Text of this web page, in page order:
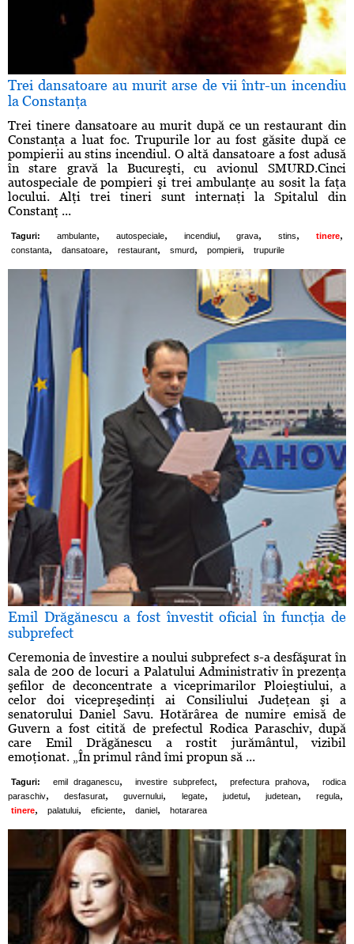
Trei dansatoare au murit arse de vii într-un incendiu
la Constanţa
Trei tinere dansatoare au murit după ce un restaurant din
Constanţa a luat foc. Trupurile lor au fost găsite după ce
pompierii au stins incendiul. O altă dansatoare a fost adusă
în stare gravă la Bucureşti, cu avionul SMURD.Cinci
autospeciale de pompieri şi trei ambulanţe au sosit la faţa
locului. Alţi trei tineri sunt internaţi la Spitalul din
Constanţ ...
Taguri: ambulante, autospeciale, incendiul, grava, stins, tinere,
constanta, dansatoare, restaurant, smurd, pompierii, trupurile
Emil Drăgănescu a fost învestit oficial în funcţia de
subprefect
Ceremonia de învestire a noului subprefect s-a desfăşurat în
sala de 200 de locuri a Palatului Administrativ în prezenţa
şefilor de deconcentrate a viceprimarilor Ploieştiului, a
celor doi vicepreşedinţi ai Consiliului Judeţean şi a
senatorului Daniel Savu. Hotărârea de numire emisă de
Guvern a fost citită de prefectul Rodica Paraschiv, după
care Emil Drăgănescu a rostit jurământul, vizibil
emoţionat. „În primul rând îmi propun să ...
Taguri: emil draganescu, investire subprefect, prefectura prahova,
rodica
paraschiv, desfasurat, guvernului, legate, judetul, judetean, regula,
tinere, palatului, eficiente, daniel, hotararea